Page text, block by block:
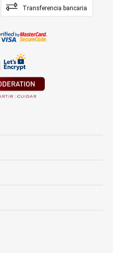
Transferencia bancaria